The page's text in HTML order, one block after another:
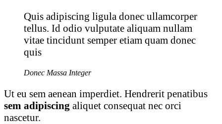
Quis adipiscing ligula donec ullamcorper
tellus. Id odio vulputate aliquam nullam
vitae tincidunt semper etiam quam donec
quis
Donec Massa Integer
Ut eu sem aenean imperdiet. Hendrerit penatibus
sem adipiscing aliquet consequat nec orci
nascetur.